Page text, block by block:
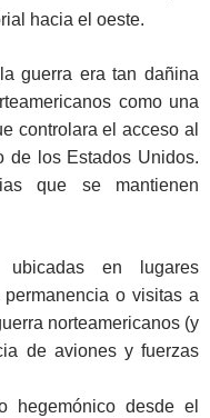
hacia el oeste.
guerra era tan dañina
como una
controlara el acceso al
de los Estados Unidos.
que se mantienen
en lugares
o visitas a
norteamericanos (y
de aviones y fuerzas
hegemónico desde el